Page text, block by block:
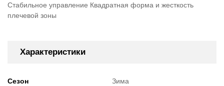
Стабильное управление Квадратная форма и жесткость
плечевой зоны
Характеристики
Сезон Зима